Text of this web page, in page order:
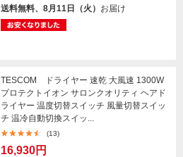
送料無料、8月11日（火） お届け
TESCOM ドライヤー 速乾 大風速 1300W
プロテクトイオン サロンクオリティ ヘアド
ライヤー 温度切替スイッチ 風量切替スイッ
チ 温冷自動切換スイッ...
(13)
16,930円